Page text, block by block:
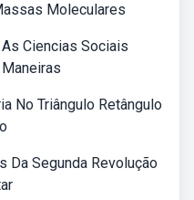
Moleculares
Ciencias Sociais
No Triângulo Retângulo
Da Segunda Revolução